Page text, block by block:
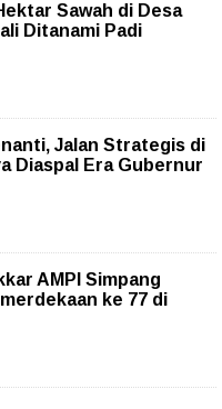
Sawah di Desa
Ditanami Padi
Jalan Strategis di
Diaspal Era Gubernur
AMPI Simpang
ke 77 di